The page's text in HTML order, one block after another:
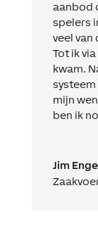
aanbod
spelers
veel van
Tot ik
kwam.
mijn
ben ik
Jim